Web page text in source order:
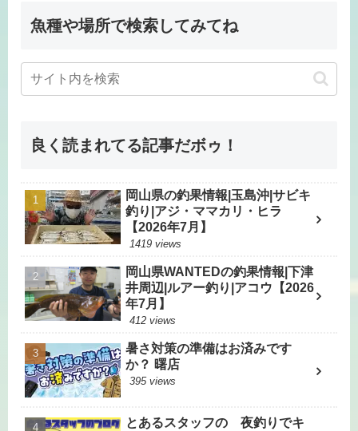
魚種や場所で検索してみてね
良く読まれてる記事だボゥ！
岡山県の釣果情報|玉島沖|サビキ
釣り|アジ・ママカリ・ヒラ
【2026年7月】
1419 views
岡山県WANTEDの釣果情報|下津
井周辺|ルアー釣り|アコウ【2026
年7月】
412 views
暑さ対策の準備はお済みです
か？ 曙店
395 views
とあるスタッフの 夜釣りでキ